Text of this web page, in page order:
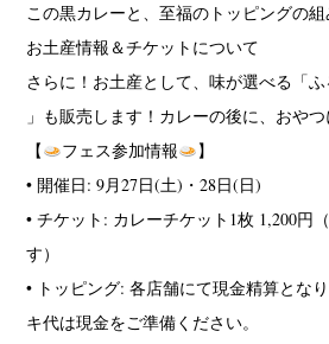
この黒カレーと、至福のトッピングの組
お土産情報＆チケットについて
さらに！お土産として、味が選べる「
」も販売します！カレーの後に、おやつ
【
フェス参加情報
】
• 開催日: 9月27日(土)・28日(日)
• チケット: カレーチケット1枚 1,200円
す）
• トッピング: 各店舗にて現金精算とな
キ代は現金をご準備ください。